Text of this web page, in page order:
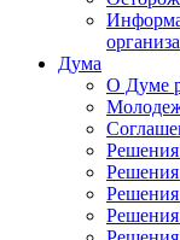
Дума
О Думе